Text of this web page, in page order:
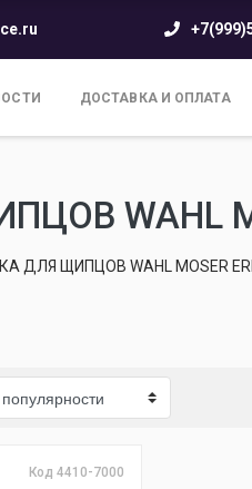
ДОСТАВКА И ОПЛАТА
WAHL
ЩИПЦОВ WAHL MOSER
Код 4410-7000